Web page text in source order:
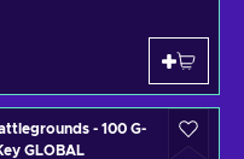
- 100 G-
GLOBAL